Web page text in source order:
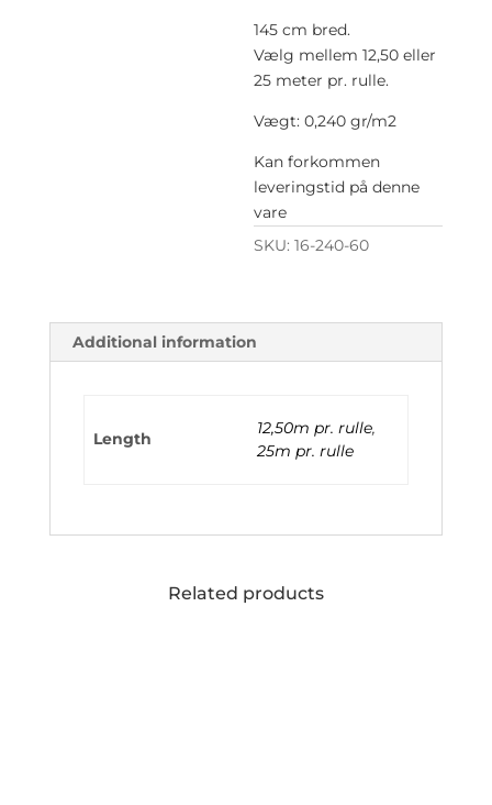
145 cm bred.
Vælg mellem 12,50 eller
25 meter pr. rulle.
Vægt: 0,240 gr/m2
Kan forkommen
leveringstid på denne
vare
SKU:16-240-60
Additional information
Length
12,50m pr. rulle,
25m pr. rulle
Related products